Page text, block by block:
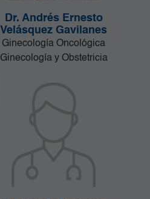
Dr. Andrés Ernesto
Velásquez Gavilanes
Ginecología Oncológica
Ginecología y Obstetricia